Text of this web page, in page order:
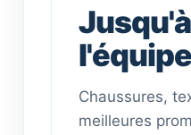
Chaussures,
meilleures